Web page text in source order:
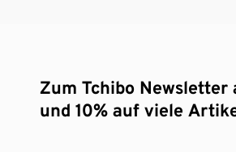
Zum Tchibo Newsletter
und 10% auf viele